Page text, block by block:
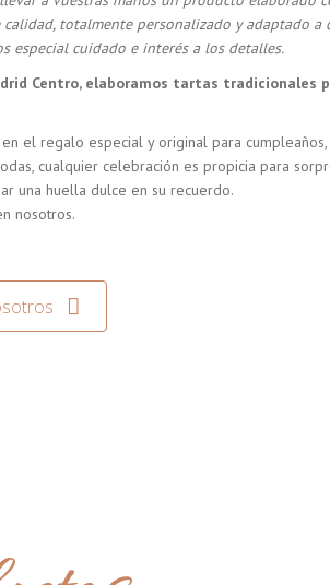
totalmente personalizado y adaptado a
especial cuidado e interés a los detalles.
Centro, elaboramos tartas tradicionales
el regalo especial y original para cumpleaños,
cualquier celebración es propicia para
una huella dulce en su recuerdo.
nosotros.